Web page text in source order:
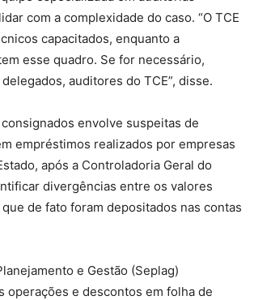
com a complexidade do caso. “O TCE
capacitados, enquanto a
esse quadro. Se for necessário,
auditores do TCE”, disse.
envolve suspeitas de
empréstimos realizados por empresas
após a Controladoria Geral do
divergências entre os valores
de fato foram depositados nas contas
e Gestão (Seplag)
operações e descontos em folha de